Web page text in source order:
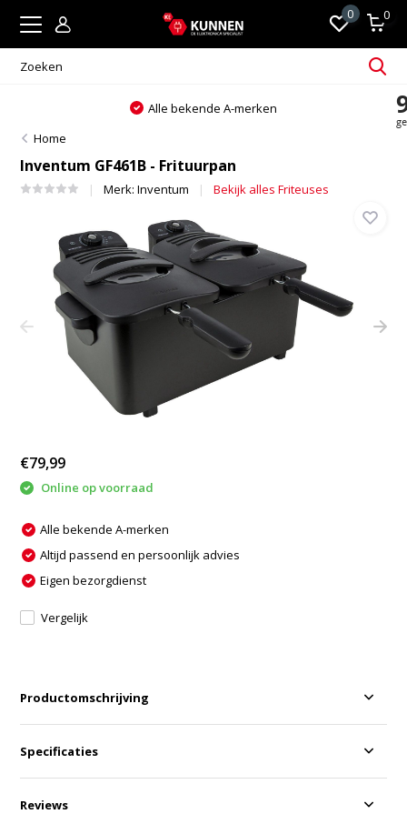
0 0
Alle bekende A-merken
Home
Inventum GF461B - Frituurpan
Merk:Inventum Bekijk alles Friteuses
€79,99
Online op voorraad
Alle bekende A-merken
Altijd passend en persoonlijk advies
Eigen bezorgdienst
Vergelijk
Productomschrijving
Specificaties
Reviews